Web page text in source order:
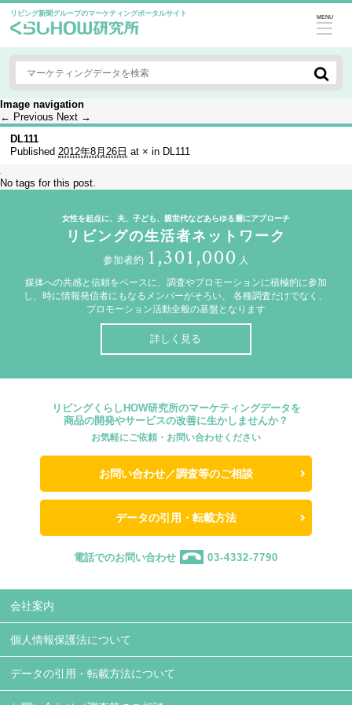
リビング新聞グループのマーケティングポータルサイト MENU
Image navigation
← Previous Next →
DL111
Published2012年8月26日 at ×in DL111
No tags for this post.
女性を起点に、夫、子ども、親世代などあらゆる層にアプローチ
リビングの生活者ネットワーク
参加者約 1,301,000 人
媒体への共感と信頼をベースに、調査やプロモーションに積極的に参加
し、時に情報発信者にもなるメンバーがそろい、
各種調査だけでなく、
プロモーション活動全般の基盤となります
詳しく見る
リビングくらしHOW研究所のマーケティングデータを
商品の開発やサービスの改善に生かしませんか？
お気軽にご依頼・お問い合わせください
お問い合わせ／調査等のご相談
データの引用・転載方法
電話でのお問い合わせ 03-4332-7790
会社案内
個人情報保護法について
データの引用・転載方法について